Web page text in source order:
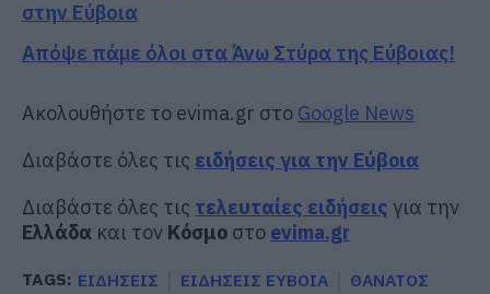
στην Εύβοια
Απόψε πάμε όλοι στα Άνω Στύρα της Εύβοιας!
Ακολουθήστε το evima.gr στο Google News
Διαβάστε όλες τις ειδήσεις για την Εύβοια
Διαβάστε όλες τις τελευταίες ειδήσεις για την
Ελλάδα και τον Κόσμο στο evima.gr
TAGS: ΕΙΔΗΣΕΙΣ ΕΙΔΗΣΕΙΣ ΕΥΒΟΙΑ ΘΑΝΑΤΟΣ